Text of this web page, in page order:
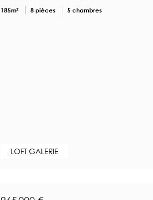
185m² 8 pièces 5 chambres
LOFT GALERIE